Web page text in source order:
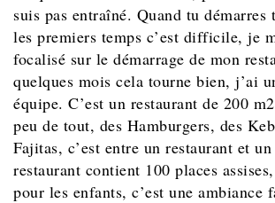
suis pas entraîné. Quand tu démarres
les premiers temps c’est difficile, je
focalisé sur le démarrage de mon
quelques mois cela tourne bien, j’ai
équipe. C’est un restaurant de 200
peu de tout, des Hamburgers, des
Fajitas, c’est entre un restaurant et
restaurant contient 100 places
pour les enfants, c’est une ambiance